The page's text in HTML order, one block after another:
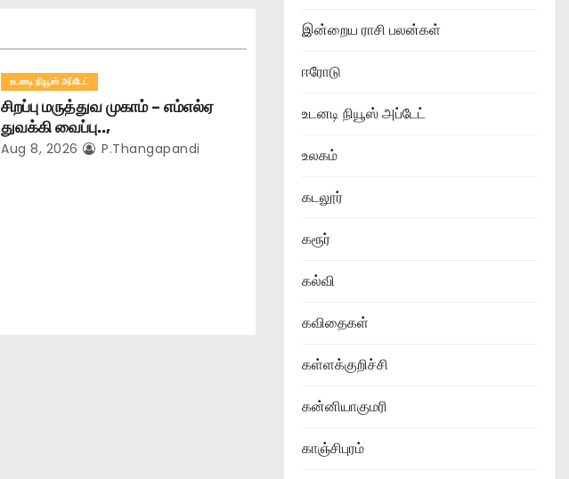
உடனடி நியூஸ் அப்டேட்
சிறப்பு மருத்துவ முகாம் – எம்எல்ஏ
துவக்கி வைப்பு..,
Aug 8, 2026 P.Thangapandi
இன்றைய ராசி பலன்கள்
ஈரோடு
உடனடி நியூஸ் அப்டேட்
உலகம்
கடலூர்
கரூர்
கல்வி
கவிதைகள்
கள்ளக்குறிச்சி
கன்னியாகுமரி
காஞ்சிபுரம்